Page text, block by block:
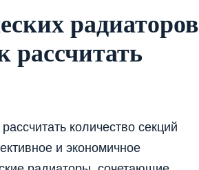
радиаторов
рассчитать
количество секций
и экономичное